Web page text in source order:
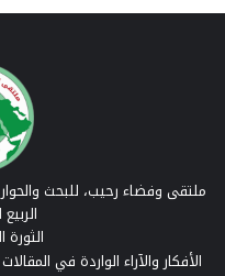
ملتقى وفضاء رحيب، للبحث
الأفكار والآراء الواردة في